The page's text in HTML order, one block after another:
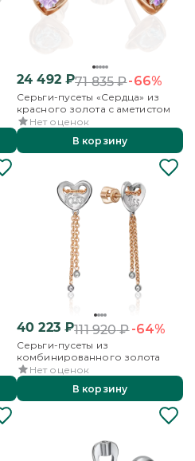
24 492₽71 835₽-66%
Серьги-пусеты «Сердца» из
красного золота с аметистом
Нет оценок
В корзину
40 223₽111 920₽-64%
Серьги-пусеты из
комбинированного золота
Нет оценок
В корзину